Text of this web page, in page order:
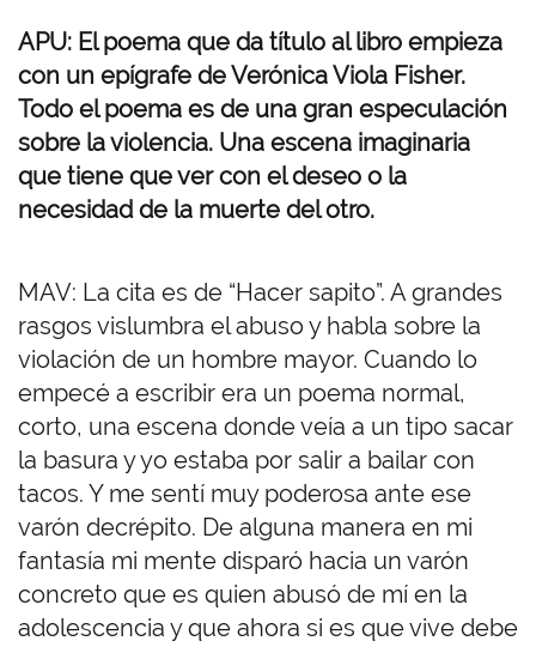
APU: El poema que da título al libro empieza
con un epígrafe de Verónica Viola Fisher.
Todo el poema es de una gran especulación
sobre la violencia. Una escena imaginaria
que tiene que ver con el deseo o la
necesidad de la muerte del otro.
MAV: La cita es de “Hacer sapito”. A grandes
rasgos vislumbra el abuso y habla sobre la
violación de un hombre mayor. Cuando lo
empecé a escribir era un poema normal,
corto, una escena donde veía a un tipo sacar
la basura y yo estaba por salir a bailar con
tacos. Y me sentí muy poderosa ante ese
varón decrépito. De alguna manera en mi
fantasía mi mente disparó hacia un varón
concreto que es quien abusó de mí en la
adolescencia y que ahora si es que vive debe